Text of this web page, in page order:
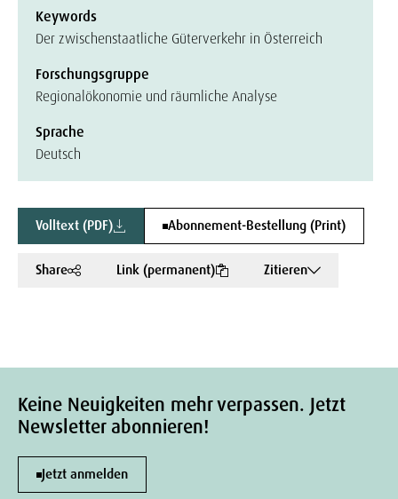
Keywords
Der zwischenstaatliche Güterverkehr in Österreich
Forschungsgruppe
Regionalökonomie und räumliche Analyse
Sprache
Deutsch
Volltext (PDF) Abonnement-Bestellung (Print)
Share Link (permanent) Zitieren
Keine Neuigkeiten mehr verpassen. Jetzt
Newsletter abonnieren!
Jetzt anmelden